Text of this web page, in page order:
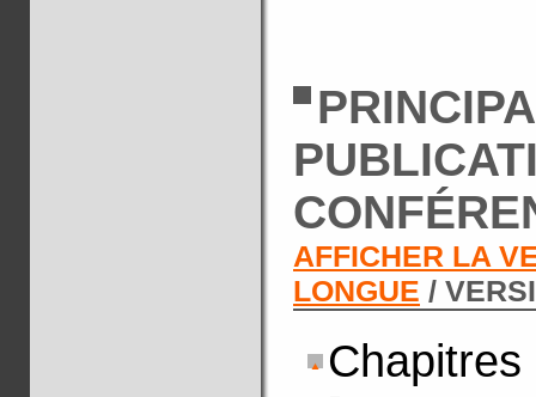
AFFICHER LA
LONGUE /